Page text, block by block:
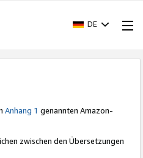
DE
Anhang 1 genannten Amazon-
zwischen den Übersetzungen